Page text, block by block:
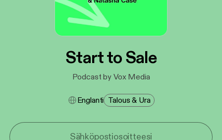
Start to Sale
Podcast by Vox Media
Englanti Talous & Ura